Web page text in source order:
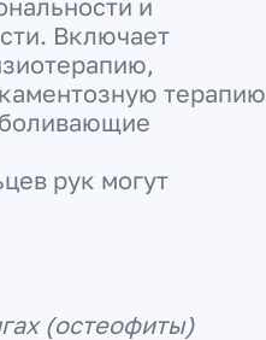
и
Включает
терапию
рук могут
(остеофиты)